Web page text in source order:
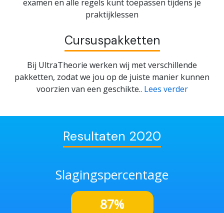
examen en alle regels kunt toepassen tijdens je
praktijklessen
Cursuspakketten
Bij UltraTheorie werken wij met verschillende
pakketten, zodat we jou op de juiste manier kunnen
voorzien van een geschikte.. Lees verder
Resultaten 2020
Slagingspercentage
87%